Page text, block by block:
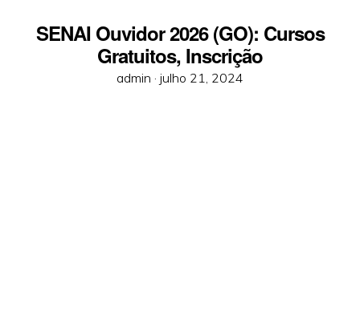
SENAI Ouvidor 2026 (GO): Cursos
Gratuitos, Inscrição
admin · Posted
julho 21, 2024